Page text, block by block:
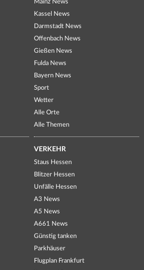
Mainz News
Kassel News
Darmstadt News
Offenbach News
Gießen News
Fulda News
Bayern News
Sport
Wetter
Alle Orte
Alle Themen
VERKEHR
Staus Hessen
Blitzer Hessen
Unfälle Hessen
A3 News
A5 News
A661 News
Günstig tanken
Parkhäuser
Flugplan Frankfurt